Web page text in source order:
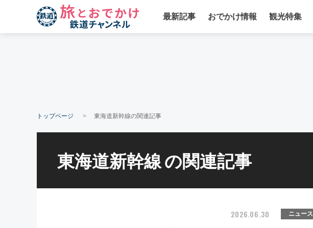
最新記事 おでかけ情報 観光特集
トップページ 東海道新幹線の関連記事
東海道新幹線 の関連記事
2026.06.30 ニュース